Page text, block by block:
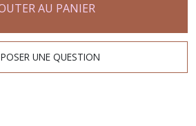
AU PANIER
UNE QUESTION